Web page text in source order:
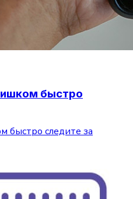
быстро
быстро следите за